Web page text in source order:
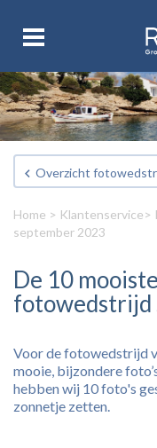
Overzicht
Home > Klantenservice>
september 2023
De 10
fotowedstrijd
Voor de fotowedstrijd
mooie, bijzondere
hebben wij 10 foto's
zonnetje zetten.